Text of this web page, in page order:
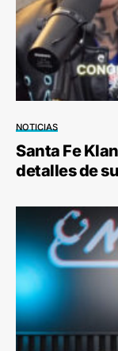
NOTICIAS
Santa Fe
detalles de